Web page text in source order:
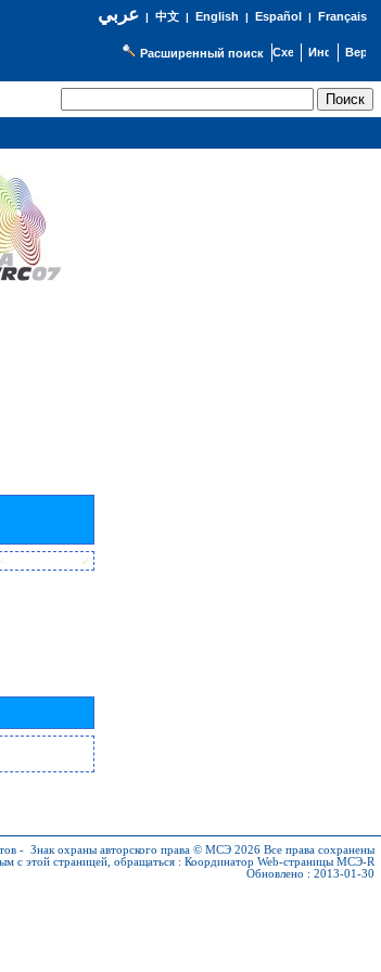
عربي| 中文| English | Español | Français
Расширенный поиск
- Знак охраны авторского права © МСЭ 2026 Все права сохранены
с этой страницей, обращаться : Координатор Web-страницы МСЭ-R
Обновлено : 2013-01-30